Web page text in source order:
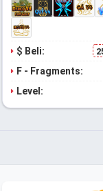
$ Beli:
F - Fragments:
Level: